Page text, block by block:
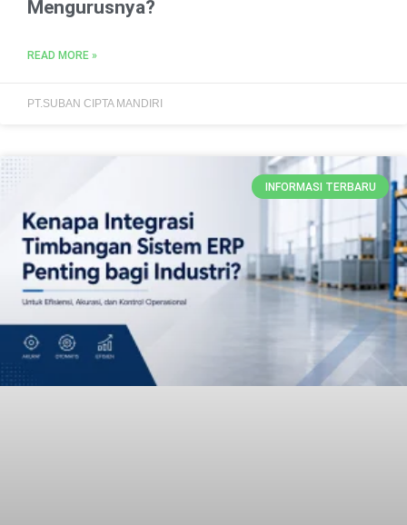
Mengurusnya?
READ MORE »
PT.SUBAN CIPTA MANDIRI
INFORMASI TERBARU